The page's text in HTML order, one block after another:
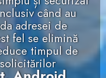
când au
adresei de
fel se elimină
timpul de